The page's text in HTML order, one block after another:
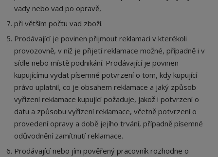
vady nebo vad po opravě,
při větším počtu vad zboží.
Prodávající je povinen přijmout reklamaci v kterékoli
provozovně, v níž je přijetí reklamace možné, případně i v
sídle nebo místě podnikání. Prodávající je povinen
kupujícímu vydat písemné potvrzení o tom, kdy kupující
právo uplatnil, co je obsahem reklamace a jaký způsob
vyřízení reklamace kupující požaduje, jakož i potvrzení o
datu a způsobu vyřízení reklamace, včetně potvrzení o
provedení opravy a době jejího trvání, případně písemné
odůvodnění zamítnutí reklamace.
Prodávající nebo jím pověřený pracovník rozhodne o